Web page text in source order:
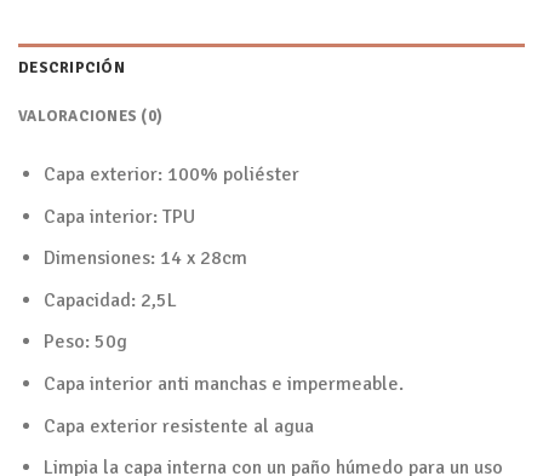
DESCRIPCIÓN
VALORACIONES (0)
Capa exterior: 100% poliéster
Capa interior: TPU
Dimensiones: 14 x 28cm
Capacidad: 2,5L
Peso: 50g
Capa interior anti manchas e impermeable.
Capa exterior resistente al agua
Limpia la capa interna con un paño húmedo para un uso